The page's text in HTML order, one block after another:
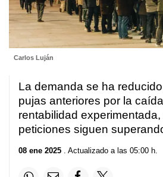
Carlos Luján
La demanda se ha
pujas anteriores por la
rentabilidad
peticiones siguen
08 ene 2025 . Actualizado a las 05:00 h.